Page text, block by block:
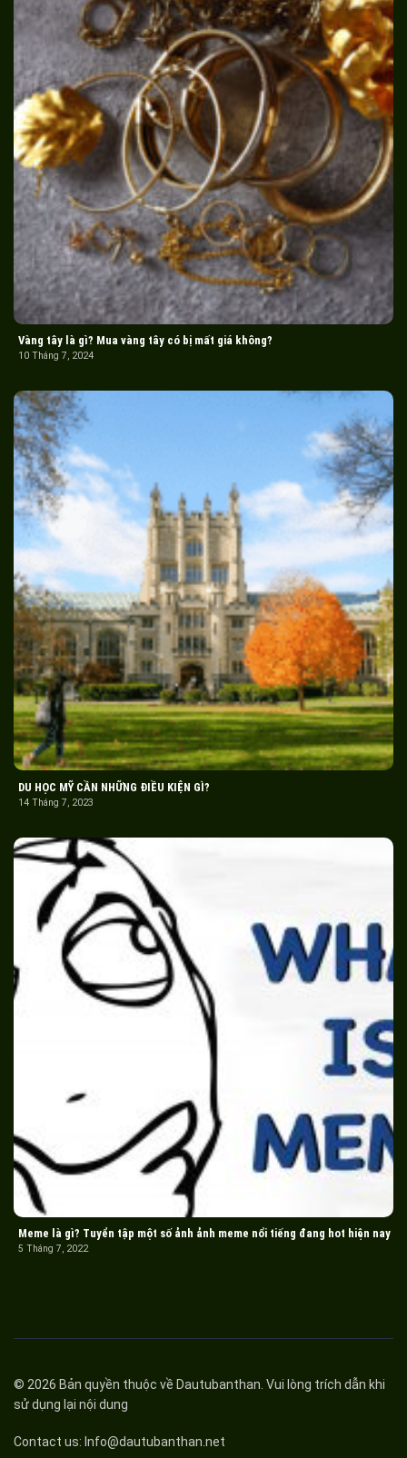
Vàng tây là gì? Mua vàng tây có bị mất giá không?
10 Tháng 7, 2024
DU HỌC MỸ CẦN NHỮNG ĐIỀU KIỆN GÌ?
14 Tháng 7, 2023
Meme là gì? Tuyển tập một số ảnh ảnh meme nổi tiếng đang hot hiện nay
5 Tháng 7, 2022
© 2026 Bản quyền thuộc về Dautubanthan. Vui lòng trích dẫn khi
sử dụng lại nội dung
Contact us: Info@dautubanthan.net